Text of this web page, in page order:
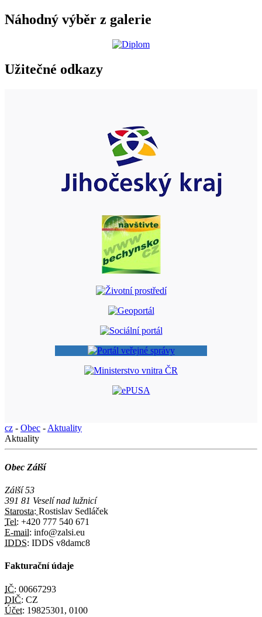
Náhodný výběr z galerie
Užitečné odkazy
cz - Obec - Aktuality
Aktuality
Obec Zálší
Zálší 53
391 81 Veselí nad lužnicí
Starosta: Rostislav Sedláček
Tel: +420 777 540 671
E-mail: info@zalsi.eu
IDDS: IDDS v8damc8
Fakturační údaje
IČ: 00667293
DIČ: CZ
Účet: 19825301, 0100